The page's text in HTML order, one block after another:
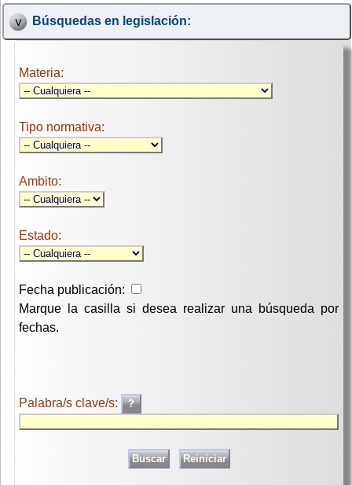
Búsquedas en legislación:
Materia:
Tipo normativa:
Ambito:
Estado:
Fecha publicación:
Marque la casilla si desea realizar una búsqueda por
fechas.
Palabra/s clave/s: